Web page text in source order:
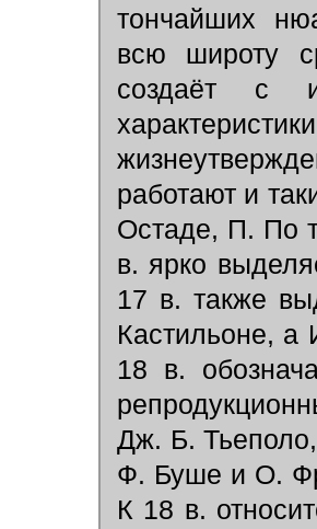
тончайших
всю широту
создаёт с
работают и
Остаде, П. По
в. ярко
17 в. также
Кастильоне,
18 в.
Дж. Б.
Ф. Буше и О.
К 18 в.